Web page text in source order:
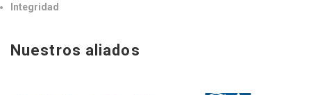
Integridad
Nuestros aliados